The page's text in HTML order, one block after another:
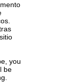
you
be